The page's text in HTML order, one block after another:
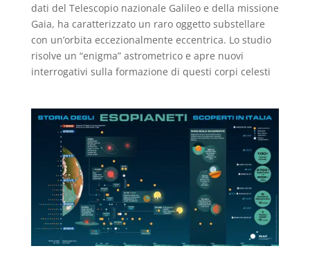
dati del Telescopio nazionale Galileo e della missione
Gaia, ha caratterizzato un raro oggetto substellare
con un’orbita eccezionalmente eccentrica. Lo studio
risolve un “enigma” astrometrico e apre nuovi
interrogativi sulla formazione di questi corpi celesti